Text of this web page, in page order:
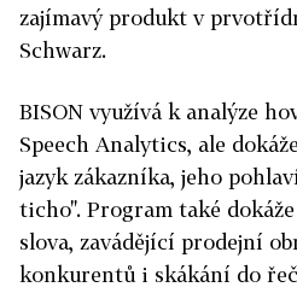
zajímavý produkt v
Schwarz.
BISON využívá k analýze
Speech Analytics, ale
jazyk zákazníka, jeho
ticho". Program také
slova, zavádějící prodejní
konkurentů i skákání do